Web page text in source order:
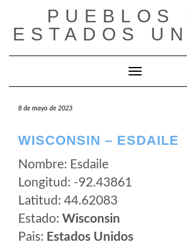
contenido
PUEBLOS
ESTADOS
Cambiar
8 de mayo de 2023
WISCONSIN – ESDAILE
Nombre: Esdaile
Longitud: -92.43861
Latitud: 44.62083
Estado: Wisconsin
Pais: Estados Unidos